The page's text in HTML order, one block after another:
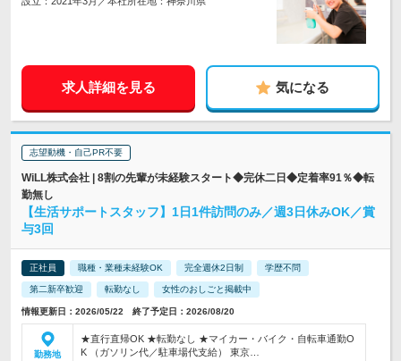
求人詳細を見る 気になる
志望動機・自己PR不要
WiLL株式会社 | 8割の先輩が未経験スタート◆完休二日◆定着率91％◆転
勤無し
【生活サポートスタッフ】1日1件訪問のみ／週3日休みOK／賞
与3回
正社員 職種・業種未経験OK 完全週休2日制 学歴不問
第二新卒歓迎 転勤なし 女性のおしごと掲載中
情報更新日：2026/05/22 終了予定日：2026/08/20
勤務地
★直行直帰OK ★転勤なし ★マイカー・バイク・自転車通勤O
K （ガソリン代／駐車場代支給） 東京…